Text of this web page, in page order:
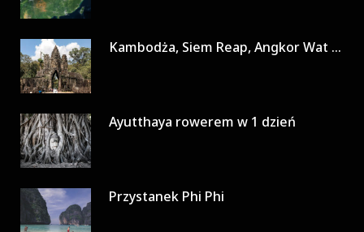
Kambodża, Siem Reap, Angkor Wat w 3 dni
Ayutthaya rowerem w 1 dzień
Przystanek Phi Phi